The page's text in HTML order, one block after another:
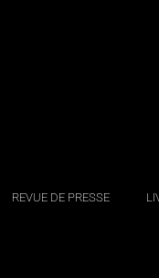
REVUE DE PRESSE